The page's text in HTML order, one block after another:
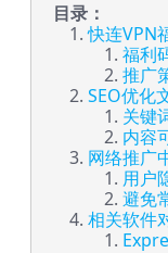
目录：
快连VPN
福利
推广
SEO优化
关键
内容
网络推广
用户
避免
相关软件